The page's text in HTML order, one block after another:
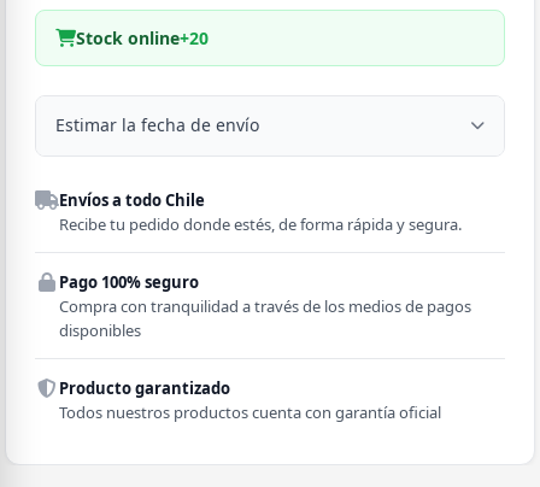
Stock online+20
Estimar la fecha de envío
Despacho a domicilio
Región
Comuna
Envíos a todo Chile
Recibe tu pedido donde estés, de forma rápida y segura.
Pago 100% seguro
Compra con tranquilidad a través de los medios de pagos
disponibles
Producto garantizado
Todos nuestros productos cuenta con garantía oficial